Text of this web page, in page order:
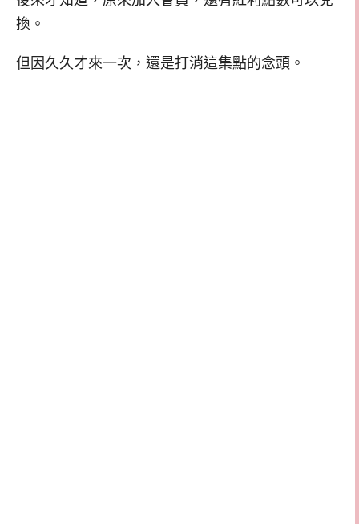
換。
但因久久才來一次，還是打消這集點的念頭。